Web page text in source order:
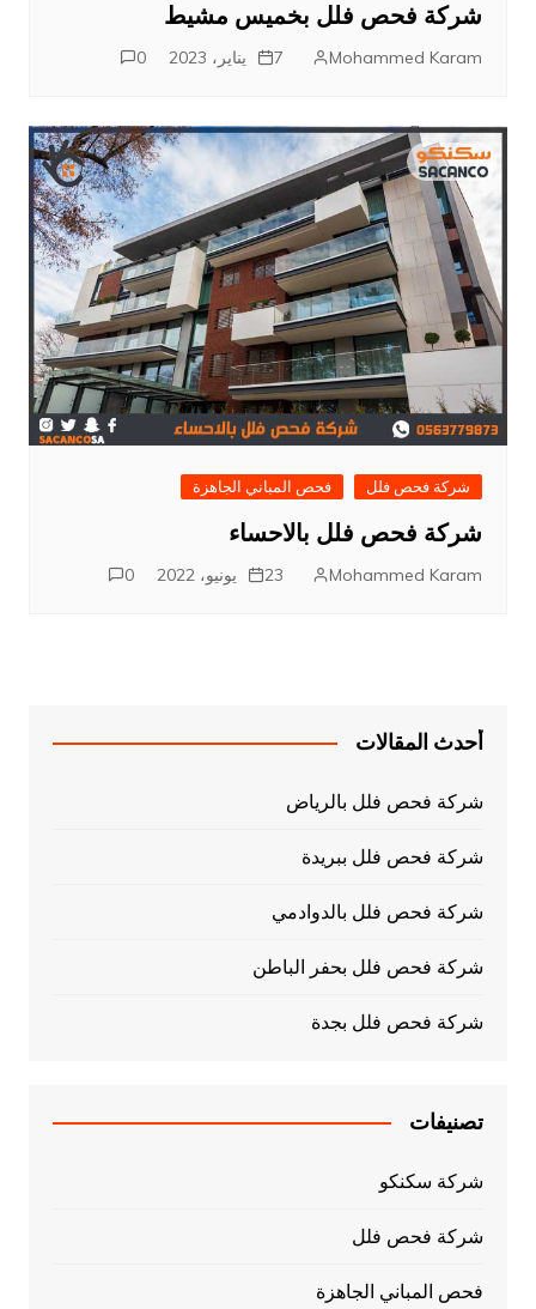
شركة فحص فلل بخميس مشيط
Mohammed Karam 7 يناير، 2023 0
شركة فحص فلل فحص المباني الجاهزة
شركة فحص فلل بالاحساء
Mohammed Karam 23 يونيو، 2022 0
أحدث المقالات
شركة فحص فلل بالرياض
شركة فحص فلل ببريدة
شركة فحص فلل بالدوادمي
شركة فحص فلل بحفر الباطن
شركة فحص فلل بجدة
تصنيفات
شركة سكنكو
شركة فحص فلل
فحص المباني الجاهزة